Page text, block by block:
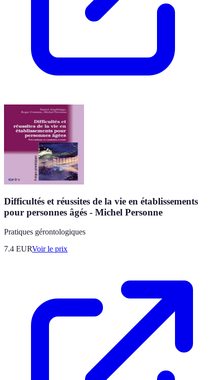
Difficultés et réussites de la vie en établissements
pour personnes âgés - Michel Personne
Pratiques gérontologiques
7.4 EURVoir le prix